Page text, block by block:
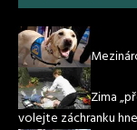
Zima
volejte záchranku